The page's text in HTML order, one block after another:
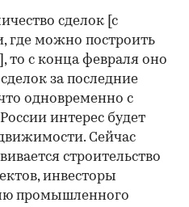
сделок [с
где можно построить
то с конца февраля оно
за последние
одновременно с
интерес будет
Сейчас
строительство
инвесторы
промышленного